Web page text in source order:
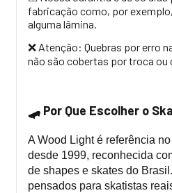
fabricação como, por
alguma lâmina.
❌ Atenção: Quebras por erro
não são cobertas por troca ou
🛹 Por Que Escolher o
A Wood Light é referência
desde 1999, reconhecida
de shapes e skates do
pensados para skatistas